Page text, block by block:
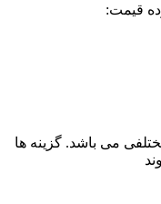
قیمت:
می باشد. گزینه ها